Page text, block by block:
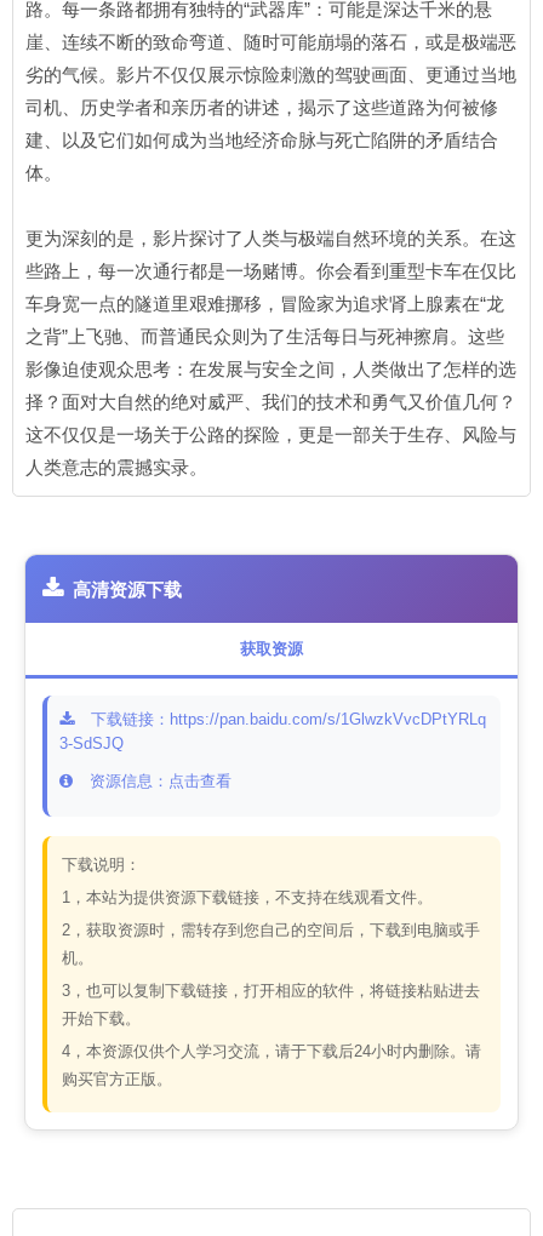
路。每一条路都拥有独特的“武器库”：可能是深达千米的悬
崖、连续不断的致命弯道、随时可能崩塌的落石，或是极端恶
劣的气候。影片不仅仅展示惊险刺激的驾驶画面、更通过当地
司机、历史学者和亲历者的讲述，揭示了这些道路为何被修
建、以及它们如何成为当地经济命脉与死亡陷阱的矛盾结合
体。
更为深刻的是，影片探讨了人类与极端自然环境的关系。在这
些路上，每一次通行都是一场赌博。你会看到重型卡车在仅比
车身宽一点的隧道里艰难挪移，冒险家为追求肾上腺素在“龙
之背”上飞驰、而普通民众则为了生活每日与死神擦肩。这些
影像迫使观众思考：在发展与安全之间，人类做出了怎样的选
择？面对大自然的绝对威严、我们的技术和勇气又价值几何？
这不仅仅是一场关于公路的探险，更是一部关于生存、风险与
人类意志的震撼实录。
高清资源下载
获取资源
下载链接：https://pan.baidu.com/s/1GlwzkVvcDPtYRLq
3-SdSJQ
资源信息：点击查看
下载说明：
1，本站为提供资源下载链接，不支持在线观看文件。
2，获取资源时，需转存到您自己的空间后，下载到电脑或手
机。
3，也可以复制下载链接，打开相应的软件，将链接粘贴进去
开始下载。
4，本资源仅供个人学习交流，请于下载后24小时内删除。请
购买官方正版。